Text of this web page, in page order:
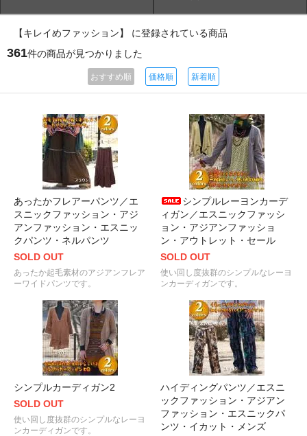
【キレイめファッション】 に登録されている商品
361件の商品が見つかりました
おすすめ順 価格順 新着順
あったかフレアーパンツ／エ
スニックファッション・アジ
アンファッション・エスニッ
クパンツ・ネルパンツ
SOLD OUT
あったか起毛素材のアジアンフレア
ーワイドパンツです。
シンプルレーヨンカーデ
ィガン／エスニックファッシ
ョン・アジアンファッショ
ン・アウトレット・セール
SOLD OUT
使い回し度抜群のシンプルなレーヨ
ンカーディガンです。
シンプルカーディガン2
SOLD OUT
使い回し度抜群のシンプルなレーヨ
ンカーディガンです。
ハイディングパンツ／エスニ
ックファッション・アジアン
ファッション・エスニックパ
ンツ・イカット・メンズ